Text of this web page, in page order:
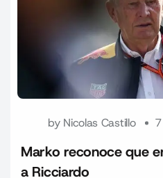
by Nicolas Castillo
Marko reconoce que
a Ricciardo